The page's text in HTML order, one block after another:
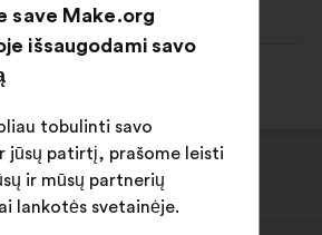
POZICIJA
save Make.org
išsaugodami savo
tobulinti savo
jūsų patirtį, prašome leisti
ir mūsų partnerių
lankotės svetainėje.